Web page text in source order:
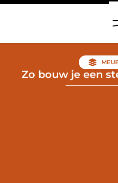
Zo bouw je een